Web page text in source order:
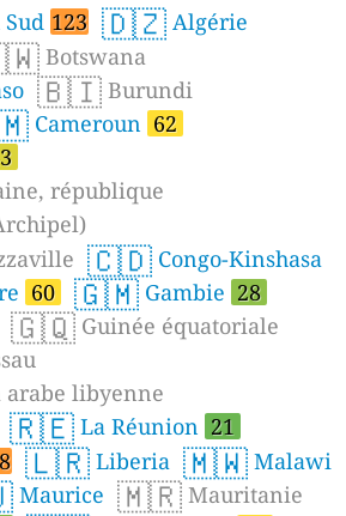
123 🇩🇿 Algérie
Botswana
🇧🇮 Burundi
Cameroun 62
république
🇨🇩 Congo-Kinshasa
60 🇬🇲 Gambie 28
🇬🇶 Guinée équatoriale
arabe libyenne
🇷🇪 La Réunion 21
🇱🇷 Liberia 🇲🇼 Malawi
Maurice 🇲🇷 Mauritanie